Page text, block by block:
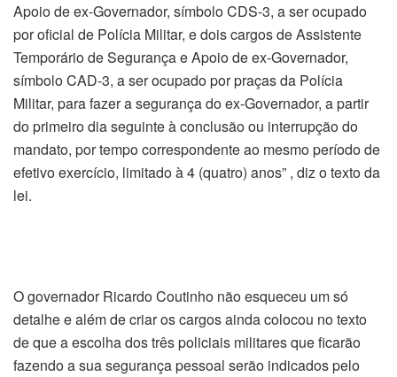
Apoio de ex-Governador, símbolo CDS-3, a ser ocupado
por oficial de Polícia Militar, e dois cargos de Assistente
Temporário de Segurança e Apoio de ex-Governador,
símbolo CAD-3, a ser ocupado por praças da Polícia
Militar, para fazer a segurança do ex-Governador, a partir
do primeiro dia seguinte à conclusão ou interrupção do
mandato, por tempo correspondente ao mesmo período de
efetivo exercício, limitado à 4 (quatro) anos” , diz o texto da
lei.
O governador Ricardo Coutinho não esqueceu um só
detalhe e além de criar os cargos ainda colocou no texto
de que a escolha dos três policiais militares que ficarão
fazendo a sua segurança pessoal serão indicados pelo